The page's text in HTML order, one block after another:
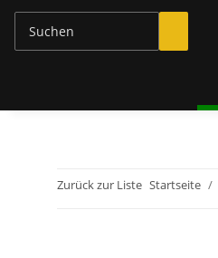
Zurück zur Liste Startseite